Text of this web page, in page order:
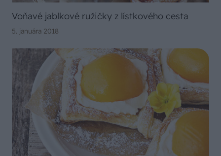
Voňavé jablkové ružičky z lístkového cesta
5. januára 2018